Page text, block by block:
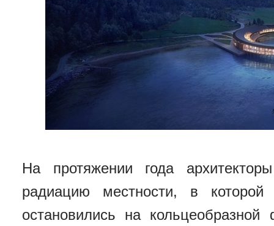
На протяжении года
радиацию местности, в
остановились на